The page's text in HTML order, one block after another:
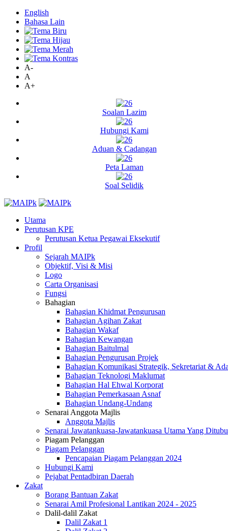
English
Bahasa Lain
A-
A
A+
Soalan Lazim
Hubungi Kami
Aduan & Cadangan
Peta Laman
Soal Selidik
Utama
Perutusan KPE
Perutusan Ketua Pegawai Eksekutif
Profil
Sejarah MAIPk
Objektif, Visi & Misi
Logo
Carta Organisasi
Fungsi
Bahagian
Bahagian Khidmat Pengurusan
Bahagian Agihan Zakat
Bahagian Wakaf
Bahagian Kewangan
Bahagian Baitulmal
Bahagian Pengurusan Projek
Bahagian Komunikasi Strategik, Sekretariat &
Bahagian Teknologi Maklumat
Bahagian Hal Ehwal Korporat
Bahagian Pemerkasaan Asnaf
Bahagian Undang-Undang
Senarai Anggota Majlis
Anggota Majlis
Senarai Jawatankuasa-Jawatankuasa Utama Yang
Piagam Pelanggan
Piagam Pelanggan
Pencapaian Piagam Pelanggan 2024
Hubungi Kami
Pejabat Pentadbiran Daerah
Zakat
Borang Bantuan Zakat
Senarai Amil Profesional Lantikan 2024 - 2025
Dalil-dalil Zakat
Dalil Zakat 1